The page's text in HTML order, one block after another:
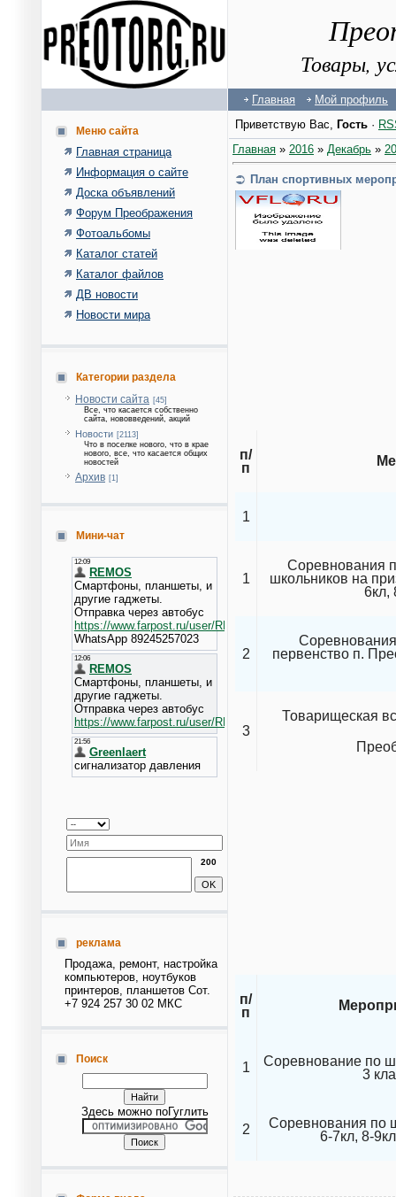
Товары,
Главная Мой профиль
Меню сайта
Главная страница
Информация о сайте
Доска объявлений
Форум Преображения
Фотоальбомы
Каталог статей
Каталог файлов
ДВ новости
Новости мира
Категории раздела
Новости сайта [45]
Все, что касается собственно
сайта, нововведений, акций
Новости [2113]
Что в поселке нового, что в крае
нового, все, что касается общих
новостей
Архив [1]
Мини-чат
200
реклама
Продажа, ремонт, настройка
компьютеров, ноутбуков
принтеров, планшетов Сот.
+7 924 257 30 02 МКС
Поиск
Здесь можно поГуглить
Приветствую Вас, Гость ·
Главная » 2016 » Декабрь » 20
План спортивных
п/
п
1
1
Соревнования
школьников на
6кл,
2
первенство п.
3
Товарищеская
п/
п
1
Соревнование по
3
2
Соревнования по
6-7кл, 8-